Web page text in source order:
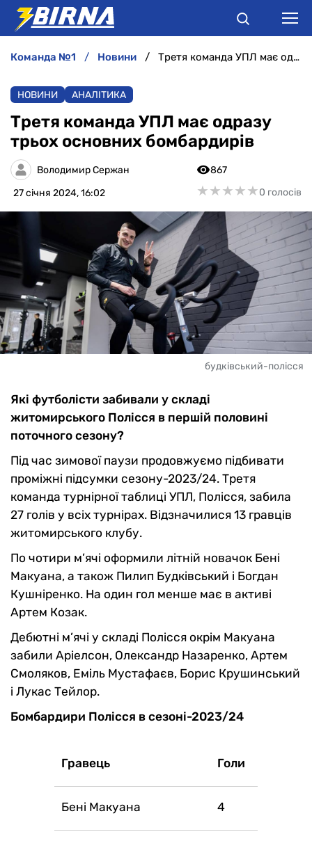
АНАЛІТИКА
ІНТЕРВ'Ю
РІЗНЕ
команда №1 новини Третя команда УПЛ має одразу трьох основних бомбардирів
НОВИНИ АНАЛІТИКА
Третя команда УПЛ має одразу
трьох основних бомбардирів
Володимир Сержан
27 січня 2024, 16:02
867
★★★★★
★★★★★0 голосів
будківський-полісся
Які футболісти забивали у складі
житомирського Полісся в першій половині
поточного сезону?
Під час зимової паузи продовжуємо підбивати
проміжні підсумки сезону-2023/24. Третя
команда турнірної таблиці УПЛ, Полісся, забила
27 голів у всіх турнірах. Відзначилися 13 гравців
житомирського клубу.
По чотири м’ячі оформили літній новачок Бені
Макуана, а також Пилип Будківський і Богдан
Кушніренко. На один гол менше має в активі
Артем Козак.
Дебютні м’ячі у складі Полісся окрім Макуана
забили Аріелсон, Олександр Назаренко, Артем
Смоляков, Еміль Мустафаєв, Борис Крушинський
і Лукас Тейлор.
Бомбардири Полісся в сезоні-2023/24
Гравець Голи
Бені Макуана 4